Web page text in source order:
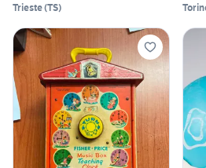
Trieste(TS)